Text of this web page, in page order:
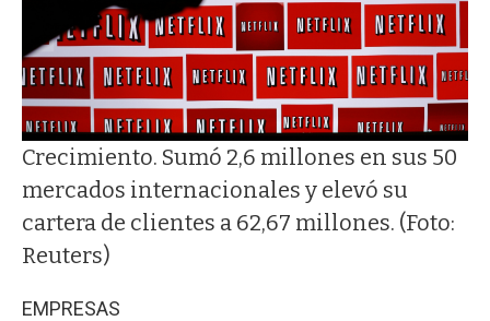
Crecimiento. Sumó 2,6 millones en sus 50
mercados internacionales y elevó su
cartera de clientes a 62,67 millones. (Foto:
Reuters)
EMPRESAS